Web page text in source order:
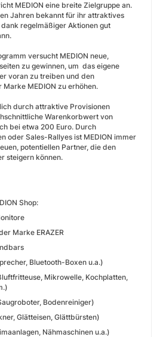
MEDION eine breite Zielgruppe an.
Jahren bekannt für ihr attraktives
regelmäßiger Aktionen gut
versucht MEDION neue,
zu gewinnen, um das eigene
voran zu treiben und den
MEDION zu erhöhen.
durch attraktive Provisionen
Warenkorbwert von
bei etwa 200 Euro. Durch
oder Sales-Rallyes ist MEDION immer
potentiellen Partner, die den
steigern können.
Shop:
Marke ERAZER
Bluetooth-Boxen u.a.)
Mikrowelle, Kochplatten,
Bodenreiniger)
Glätteisen, Glättbürsten)
Nähmaschinen u.a.)